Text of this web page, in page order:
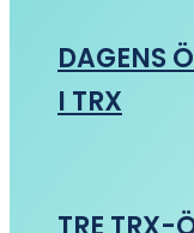
DAGENS
I TRX